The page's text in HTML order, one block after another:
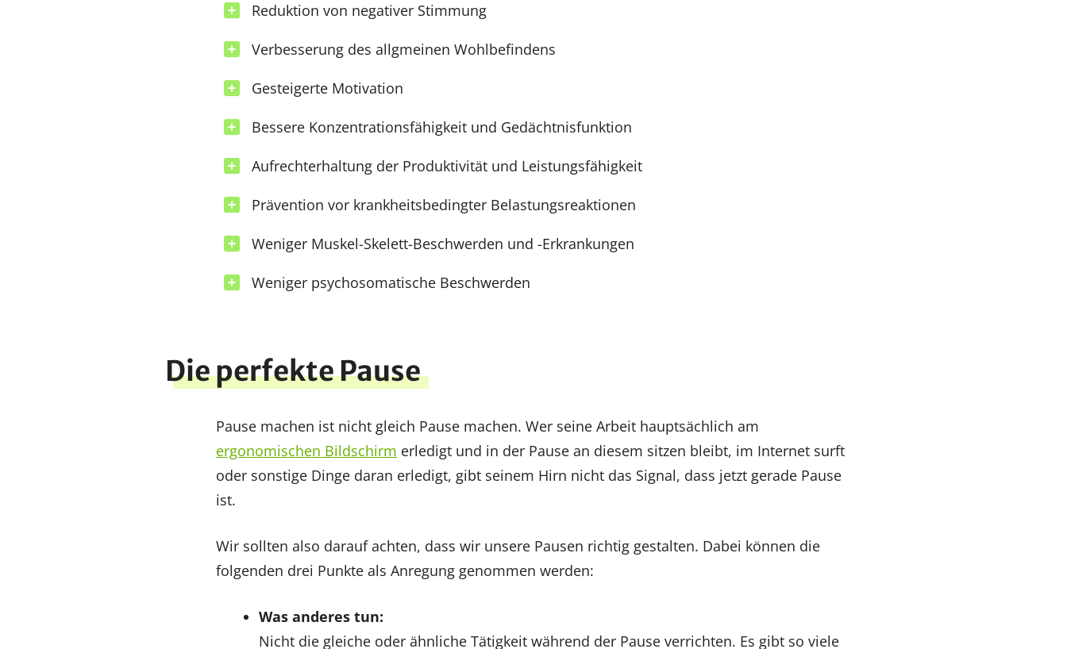
Reduktion von negativer Stimmung
Verbesserung des allgmeinen Wohlbefindens
Gesteigerte Motivation
Bessere Konzentrationsfähigkeit und Gedächtnisfunktion
Aufrechterhaltung der Produktivität und Leistungsfähigkeit
Prävention vor krankheitsbedingter Belastungsreaktionen
Weniger Muskel-Skelett-Beschwerden und -Erkrankungen
Weniger psychosomatische Beschwerden
Die perfekte Pause
Pause machen ist nicht gleich Pause machen. Wer seine Arbeit hauptsächlich am
ergonomischen Bildschirm erledigt und in der Pause an diesem sitzen bleibt, im Internet surft
oder sonstige Dinge daran erledigt, gibt seinem Hirn nicht das Signal, dass jetzt gerade Pause
ist.
Wir sollten also darauf achten, dass wir unsere Pausen richtig gestalten. Dabei können die
folgenden drei Punkte als Anregung genommen werden:
Was anderes tun:
Nicht die gleiche oder ähnliche Tätigkeit während der Pause verrichten. Es gibt so viele